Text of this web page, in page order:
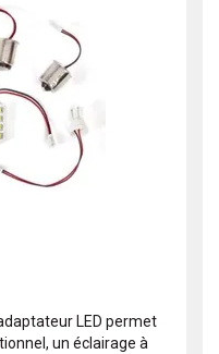
LED permet
un éclairage à